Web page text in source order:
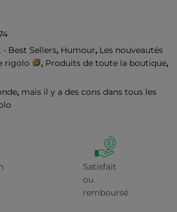
- Best Sellers, Humour, Les nouveautés
rigolo , Produits de toute la boutique,
, mais il y a des cons dans tous les
Satisfait
ou
remboursé